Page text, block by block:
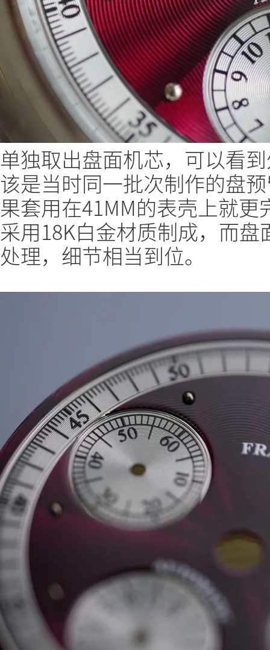
单独取出盘面机芯，可以看
该是当时同一批次制作的盘
果套用在41MM的表壳上就
采用18K白金材质制成，而
处理，细节相当到位。